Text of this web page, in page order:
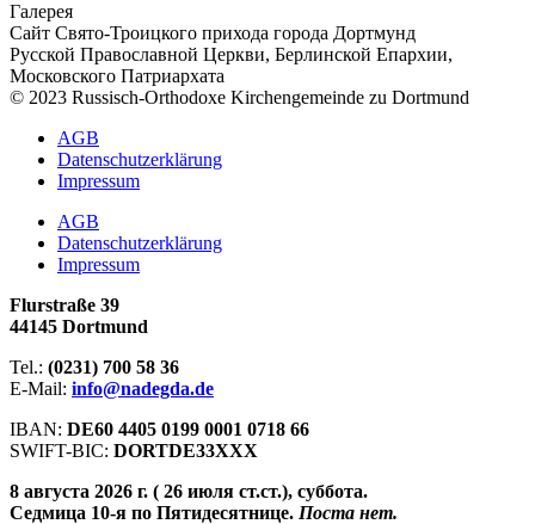
Галерея
Сайт Свято-Троицкого прихода города Дортмунд
Русской Православной Церкви, Берлинской Епархии,
Московского Патриархата
© 2023 Russisch-Orthodoxe Kirchengemeinde zu Dortmund
АGB
Datenschutzerklärung
Impressum
АGB
Datenschutzerklärung
Impressum
Flurstraße 39
44145 Dortmund
Tel.: (0231) 700 58 36
E-Mail: info@nadegda.de
IBAN: DE60 4405 0199 0001 0718 66
SWIFT-BIC: DORTDE33XXX
8 августа 2026 г. ( 26 июля ст.ст.), суббота.
Седмица 10-я по Пятидесятнице. Поста нет.